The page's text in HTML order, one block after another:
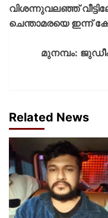
വിശന്നുവലഞ്ഞ്
ചെന്താമരയെ ഇന്ന്
മുനമ്പം:
Related News